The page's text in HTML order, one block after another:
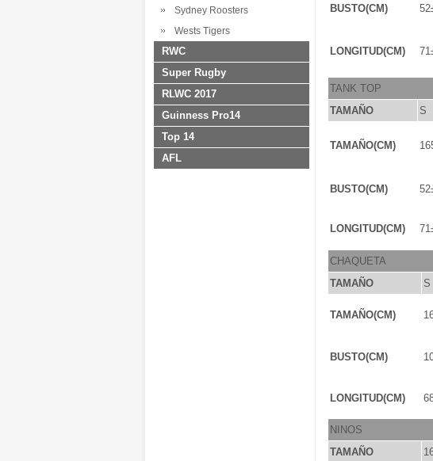
Sydney Roosters
Wests Tigers
RWC
Super Rugby
RLWC 2017
Guinness Pro14
Top 14
AFL
BUSTO(CM)
LONGITUD(CM)
TANK TOP
TAMAÑO
S
TAMAÑO(CM)
BUSTO(CM)
LONGITUD(CM)
CHAQUETA
TAMAÑO
S
TAMAÑO(CM)
BUSTO(CM)
LONGITUD(CM)
NINOS
TAMAÑO